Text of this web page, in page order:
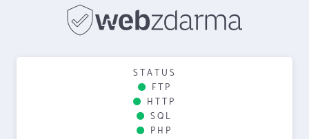
STATUS
FTP
HTTP
SQL
PHP